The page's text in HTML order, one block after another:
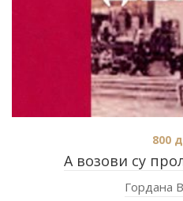
А возови су
800
Гордана